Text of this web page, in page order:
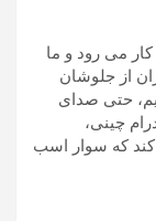
می رود و ما
از جلوشان
حتی صدای
چینی،
کند که سوار اسب